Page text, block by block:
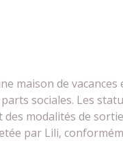
maison de vacances
sociales. Les
modalités de
par Lili,